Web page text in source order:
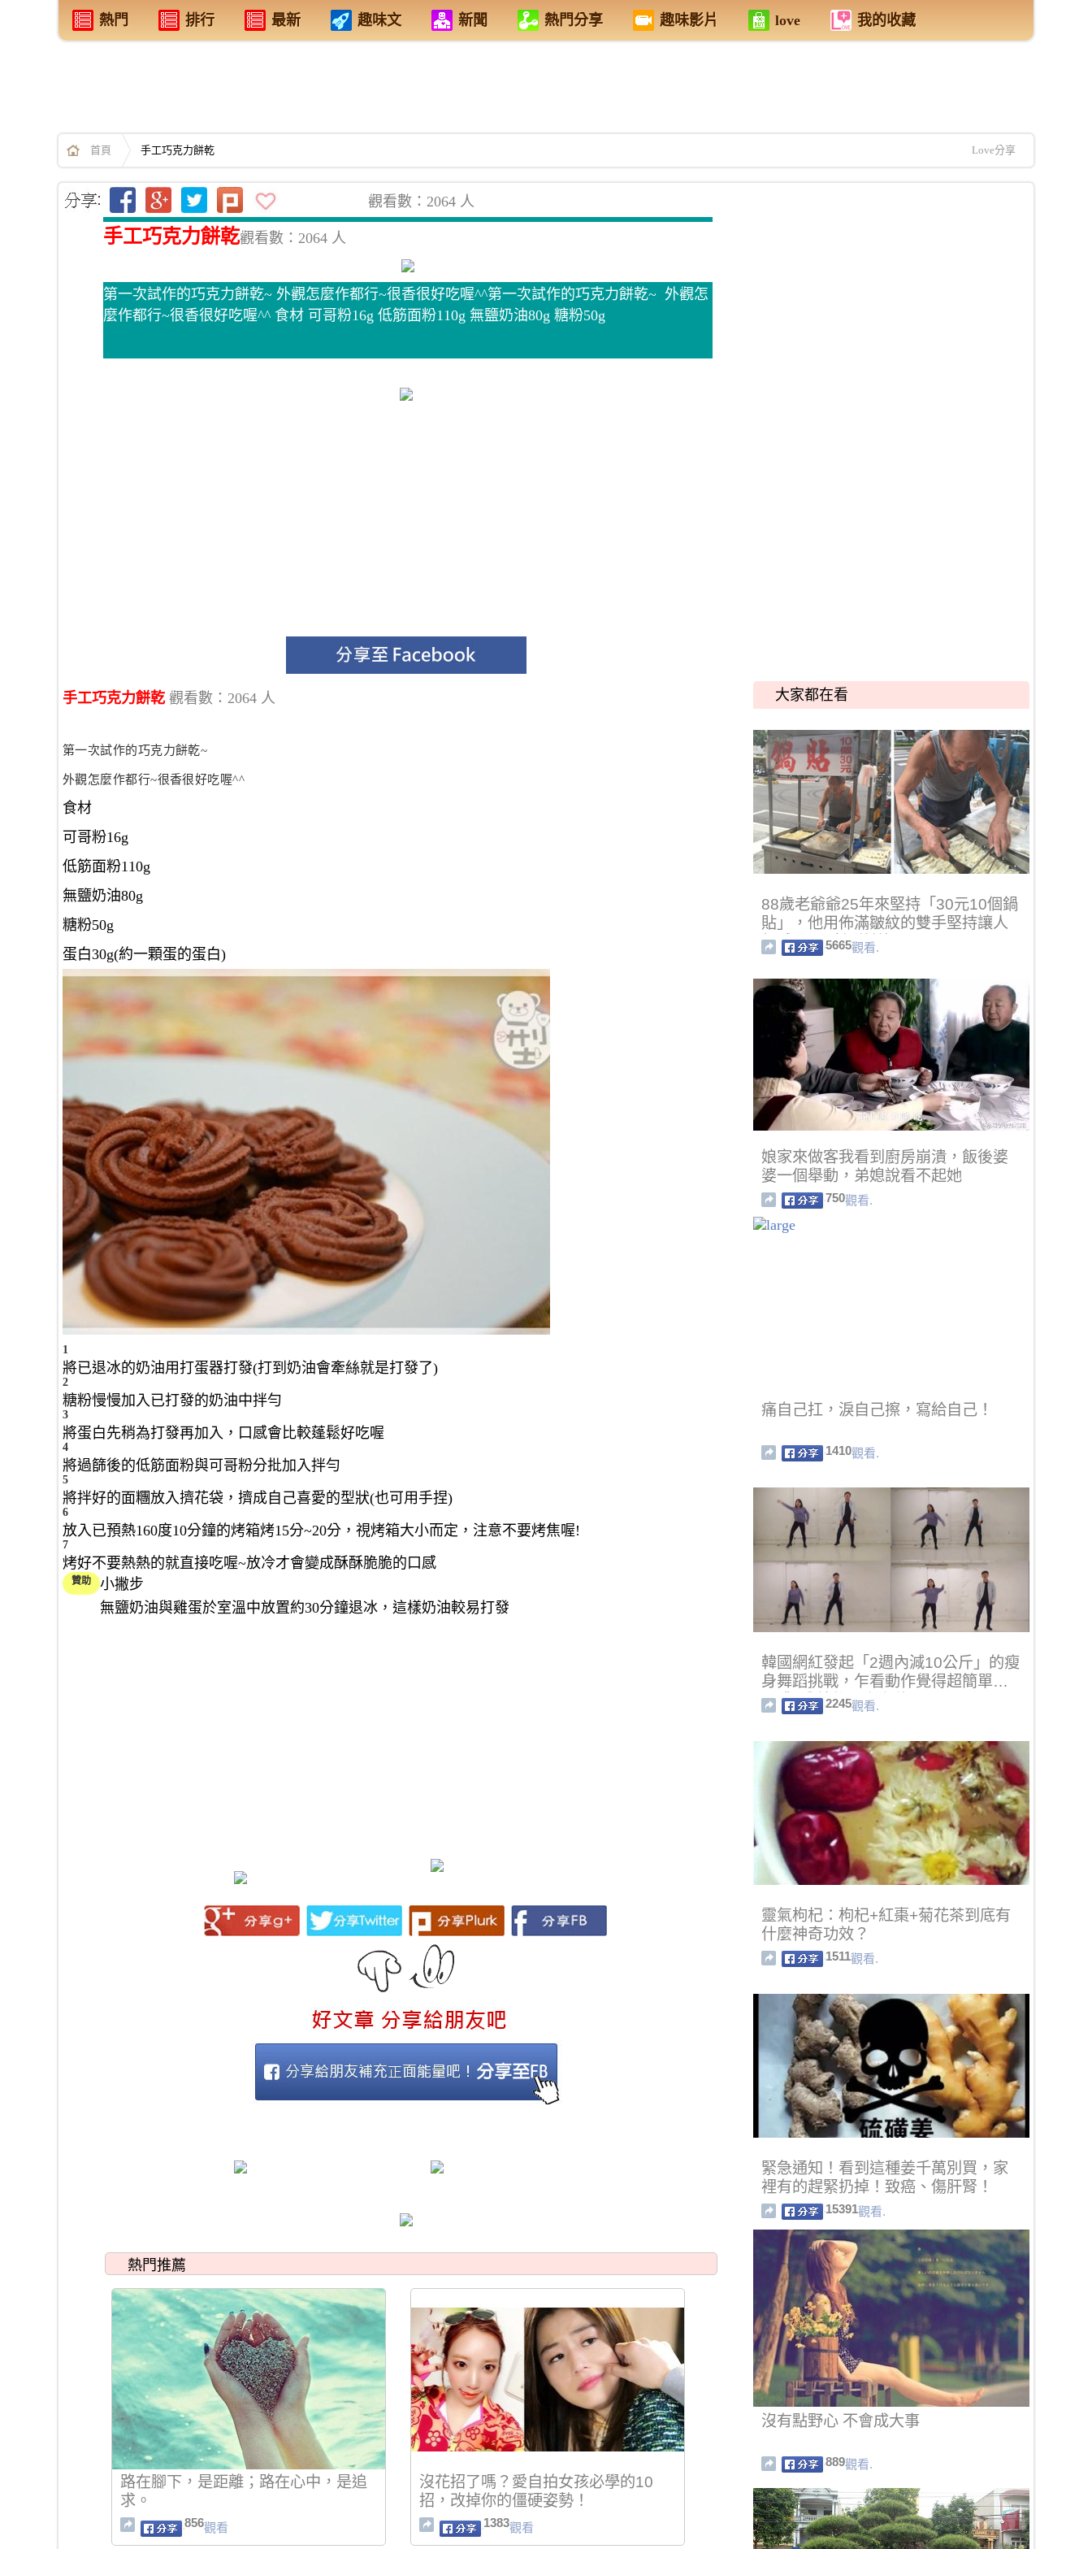
熱門 排行 最新 趣味文 新聞 熱門分享 趣味影片 love 我的收藏
首頁 手工巧克力餅乾 Love分享
觀看數：2064 人
手工巧克力餅乾觀看數：2064 人
第一次試作的巧克力餅乾~ 外觀怎麼作都行~很香很好吃喔^^第一次試作的巧克力餅乾~ 外觀怎
麼作都行~很香很好吃喔^^ 食材 可哥粉16g 低筋面粉110g 無鹽奶油80g 糖粉50g
手工巧克力餅乾 觀看數：2064 人
第一次試作的巧克力餅乾~
外觀怎麼作都行~很香很好吃喔^^
食材
可哥粉16g
低筋面粉110g
無鹽奶油80g
糖粉50g
蛋白30g(約一顆蛋的蛋白)
1
將已退冰的奶油用打蛋器打發(打到奶油會牽絲就是打發了)
2
糖粉慢慢加入已打發的奶油中拌勻
3
將蛋白先稍為打發再加入，口感會比較蓬鬆好吃喔
4
將過篩後的低筋面粉與可哥粉分批加入拌勻
5
將拌好的面糰放入擠花袋，擠成自己喜愛的型狀(也可用手捏)
6
放入已預熱160度10分鐘的烤箱烤15分~20分，視烤箱大小而定，注意不要烤焦喔!
7
烤好不要熱熱的就直接吃喔~放冷才會變成酥酥脆脆的口感
贊助
小撇步
無鹽奶油與雞蛋於室溫中放置約30分鐘退冰，這樣奶油較易打發
熱門推薦
路在腳下，是距離；路在心中，是追
求。
856觀看
沒花招了嗎？愛自拍女孩必學的10
招，改掉你的僵硬姿勢！
1383觀看
大家都在看
88歲老爺爺25年來堅持「30元10個鍋
貼」，他用佈滿皺紋的雙手堅持讓人
超感動！（有洋蔥）
5665觀看.
娘家來做客我看到廚房崩潰，飯後婆
婆一個舉動，弟媳說看不起她
750觀看.
痛自己扛，淚自己擦，寫給自己！
1410觀看.
韓國網紅發起「2週內減10公斤」的瘦
身舞蹈挑戰，乍看動作覺得超簡單…
跟跳3分鐘後馬上腿軟！
2245觀看.
靈氣枸杞：枸杞+紅棗+菊花茶到底有
什麼神奇功效？
1511觀看.
緊急通知！看到這種姜千萬別買，家
裡有的趕緊扔掉！致癌、傷肝腎！
15391觀看.
沒有點野心 不會成大事
889觀看.